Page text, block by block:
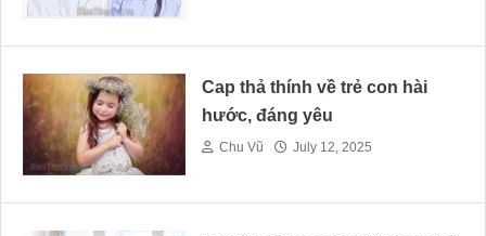
Cap thả thính về trẻ con hài
hước, đáng yêu
Chu Vũ July 12, 2025